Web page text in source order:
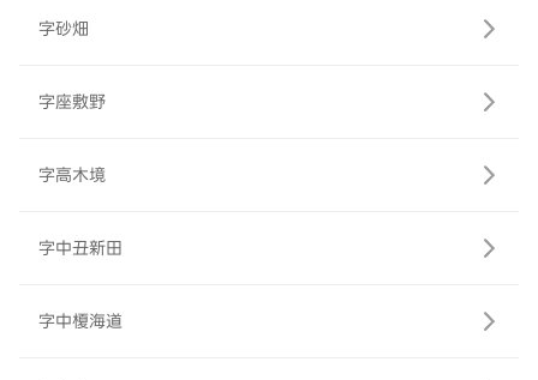
字砂畑
字座敷野
字高木境
字中丑新田
字中榎海道